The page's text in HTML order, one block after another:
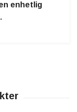
enhetlig